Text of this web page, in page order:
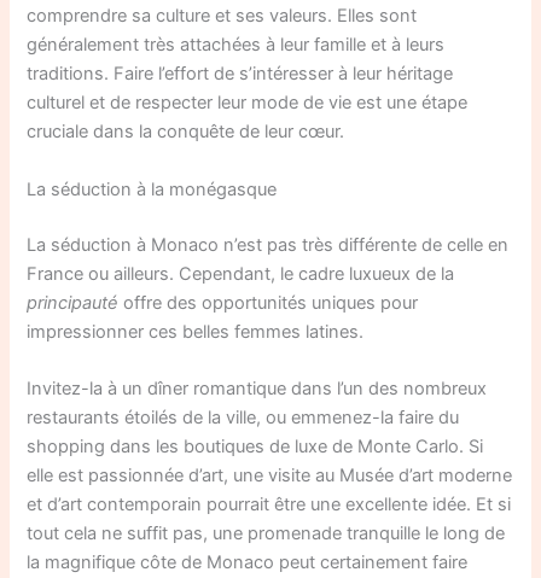
comprendre sa culture et ses valeurs. Elles sont
généralement très attachées à leur famille et à leurs
traditions. Faire l’effort de s’intéresser à leur héritage
culturel et de respecter leur mode de vie est une étape
cruciale dans la conquête de leur cœur.
La séduction à la monégasque
La séduction à Monaco n’est pas très différente de celle en
France ou ailleurs. Cependant, le cadre luxueux de la
principauté offre des opportunités uniques pour
impressionner ces belles femmes latines.
Invitez-la à un dîner romantique dans l’un des nombreux
restaurants étoilés de la ville, ou emmenez-la faire du
shopping dans les boutiques de luxe de Monte Carlo. Si
elle est passionnée d’art, une visite au Musée d’art moderne
et d’art contemporain pourrait être une excellente idée. Et si
tout cela ne suffit pas, une promenade tranquille le long de
la magnifique côte de Monaco peut certainement faire